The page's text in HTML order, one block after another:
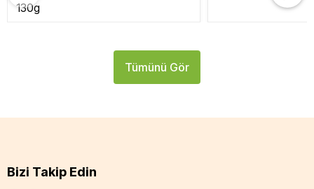
130g
Tümünü Gör
Bizi Takip Edin